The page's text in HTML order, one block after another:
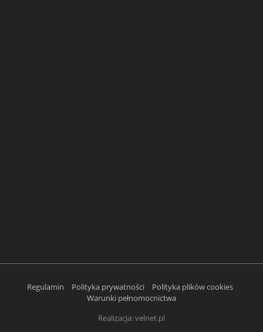
Regulamin Polityka prywatności
Polityka plików cookies
Warunki pełnomocnictwa
Realizacja:velnet.pl